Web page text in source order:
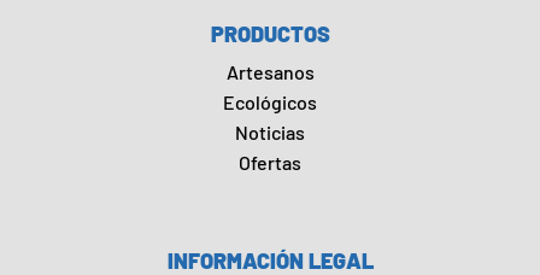
PRODUCTOS
Artesanos
Ecológicos
Noticias
Ofertas
INFORMACIÓN LEGAL